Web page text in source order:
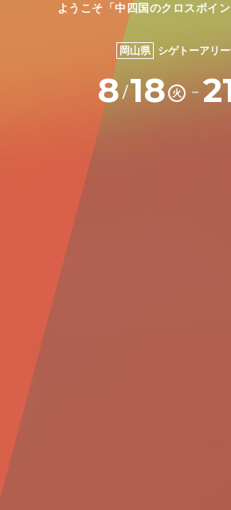
ようこそ「中四国のクロスポイ
岡山県 シゲトーアリ
8 /18 火 －